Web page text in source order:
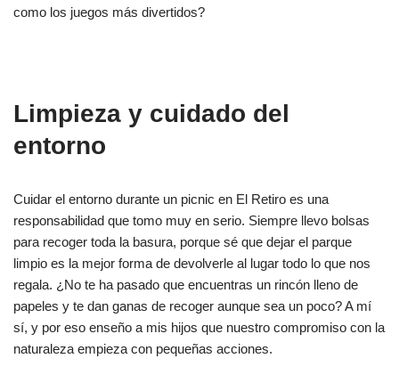
como los juegos más divertidos?
Limpieza y cuidado del
entorno
Cuidar el entorno durante un picnic en El Retiro es una
responsabilidad que tomo muy en serio. Siempre llevo bolsas
para recoger toda la basura, porque sé que dejar el parque
limpio es la mejor forma de devolverle al lugar todo lo que nos
regala. ¿No te ha pasado que encuentras un rincón lleno de
papeles y te dan ganas de recoger aunque sea un poco? A mí
sí, y por eso enseño a mis hijos que nuestro compromiso con la
naturaleza empieza con pequeñas acciones.